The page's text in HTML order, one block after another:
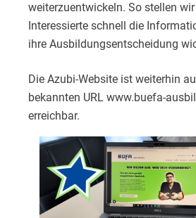
weiterzuentwickeln. So stellen
Interessierte schnell die
ihre Ausbildungsentscheidung
Die Azubi-Website ist weiterhin
bekannten URL www.buefa-
erreichbar.